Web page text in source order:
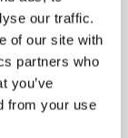
our traffic.
of our site with
partners who
you’ve
from your use
”I
er det
og